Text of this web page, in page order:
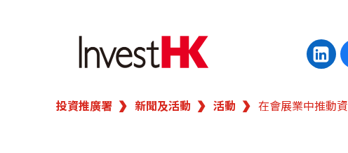
繁 简
投資推廣署 新聞及活動 活動 在會展業中推動